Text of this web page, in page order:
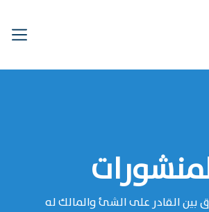
بين القادر على الشئ والمالك له